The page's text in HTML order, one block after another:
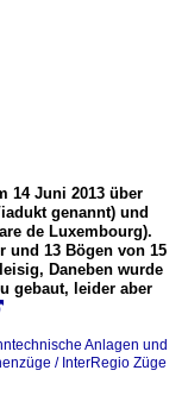
14 Juni 2013 über
genannt) und
de Luxembourg).
und 13 Bögen von 15
Daneben wurde
gebaut, leider aber
Anlagen und
/ InterRegio Züge